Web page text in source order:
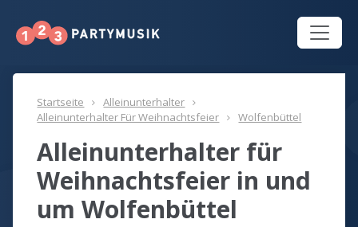
Startseite
Alleinunterhalter
Alleinunterhalter Für Weihnachtsfeier
Wolfenbüttel
Alleinunterhalter für
Weihnachtsfeier in und
um Wolfenbüttel